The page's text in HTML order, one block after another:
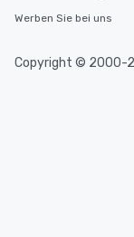
Werben Sie bei uns
Copyright © 2000-